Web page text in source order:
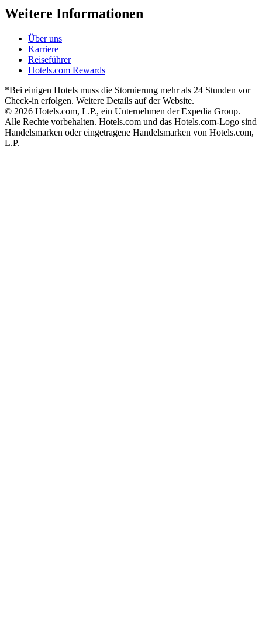
Weitere Informationen
Über uns
Karriere
Reiseführer
Hotels.com Rewards
*Bei einigen Hotels muss die Stornierung mehr als 24 Stunden vor
Check-in erfolgen. Weitere Details auf der Website.
© 2026 Hotels.com, L.P., ein Unternehmen der Expedia Group.
Alle Rechte vorbehalten. Hotels.com und das Hotels.com-Logo sind
Handelsmarken oder eingetragene Handelsmarken von Hotels.com,
L.P.